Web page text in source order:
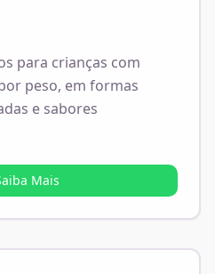
para crianças com
peso, em formas
e sabores
Mais